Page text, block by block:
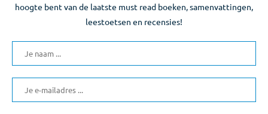
hoogte bent van de laatste must read boeken, samenvattingen,
leestoetsen en recensies!